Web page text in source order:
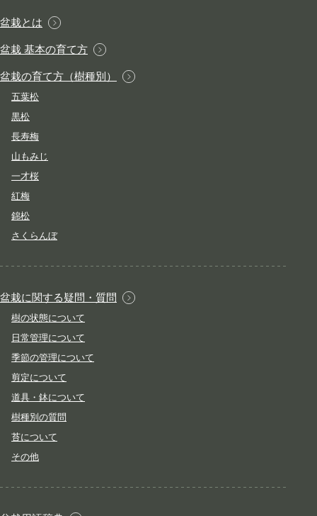
盆栽とは
盆栽 基本の育て方
盆栽の育て方（樹種別）
五葉松
黒松
長寿梅
山もみじ
一才桜
紅梅
錦松
さくらんぼ
盆栽に関する疑問・質問
樹の状態について
日常管理について
季節の管理について
剪定について
道具・鉢について
樹種別の質問
苔について
その他